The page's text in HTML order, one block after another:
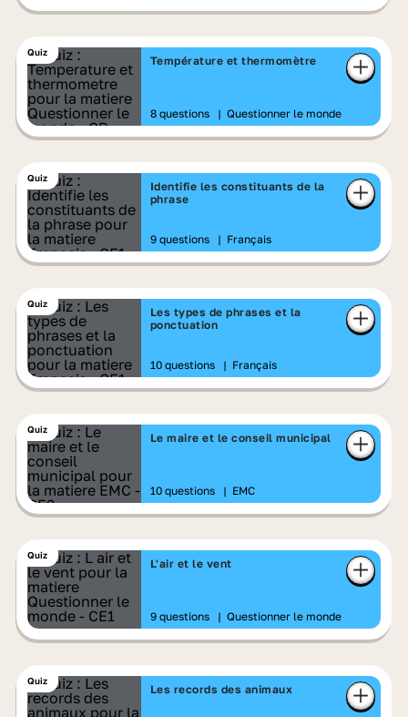
Quiz
Température et thermomètre
8 questions | Questionner le monde
Quiz
Identifie les constituants de la
phrase
9 questions | Français
Quiz
Les types de phrases et la
ponctuation
10 questions | Français
Quiz
Le maire et le conseil municipal
10 questions | EMC
Quiz
L'air et le vent
9 questions | Questionner le monde
Quiz
Les records des animaux